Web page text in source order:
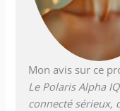
Mon avis sur ce
Le Polaris Alpha
connecté sérieux,